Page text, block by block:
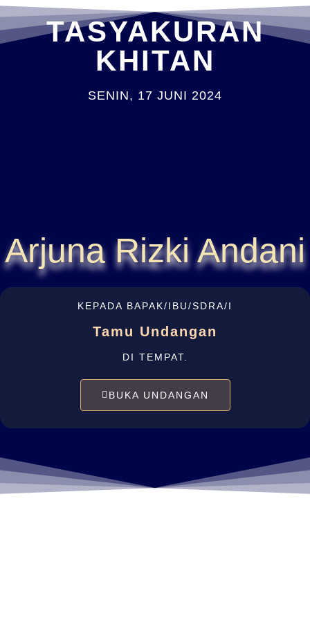
TASYAKURAN
KHITAN
SENIN, 17 JUNI 2024
Arjuna Rizki Andani
KEPADA BAPAK/IBU/SDRA/I
Tamu Undangan
DI TEMPAT.
BUKA UNDANGAN